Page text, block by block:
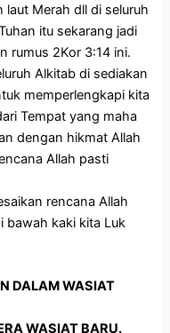
laut Merah dll di seluruh
itu sekarang jadi
rumus 2Kor 3:14 ini.
Alkitab di sediakan
memperlengkapi kita
Tempat yang maha
dengan hikmat Allah
Allah pasti
rencana Allah
bawah kaki kita Luk
DALAM WASIAT
WASIAT BARU.